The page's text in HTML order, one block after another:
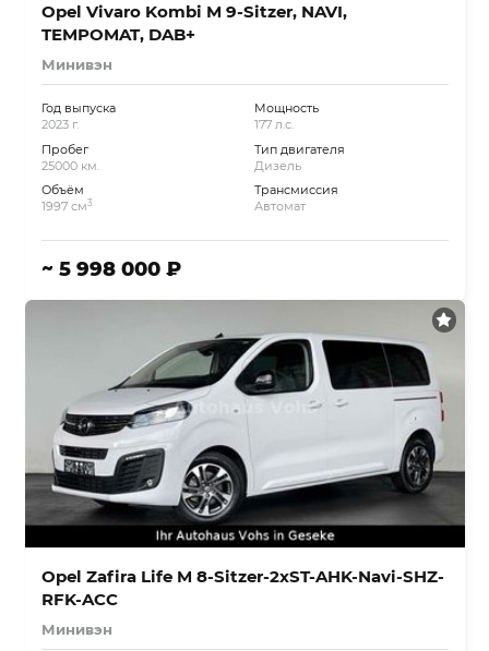
Opel Vivaro Kombi M 9-Sitzer, NAVI,
TEMPOMAT, DAB+
Минивэн
Год выпуска
2023 г.
Пробег
25000 км.
Объём
1997 см3
Мощность
177 л.с.
Тип двигателя
Дизель
Трансмиссия
Автомат
~ 5 998 000 ₽
Opel Zafira Life M 8-Sitzer-2xST-AHK-Navi-SHZ-
RFK-ACC
Минивэн